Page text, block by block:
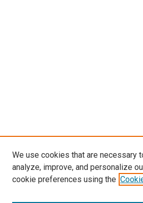
We use cookies that are necessary
analyze, improve, and personalize
cookie preferences using the